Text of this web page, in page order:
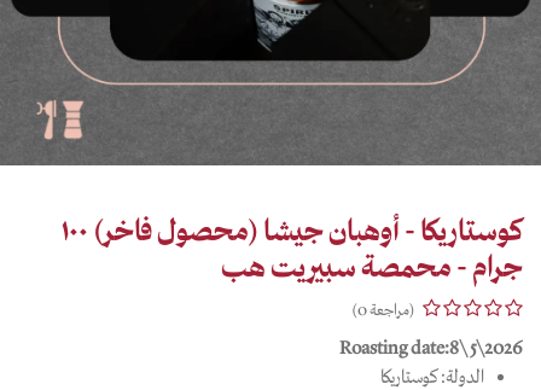
كوستاريكا - أوهبان جيشا (محصول فاخر) ١٠٠
جرام - محمصة سبيريت هب
(مراجعة 0)
Roasting date:8\5\2026
الدولة: كوستاريكا